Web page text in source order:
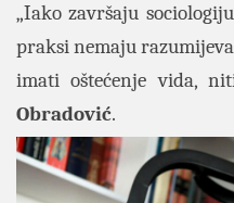
„Iako završaju
praksi nemaju
imati oštećenje vida,
Obradović.